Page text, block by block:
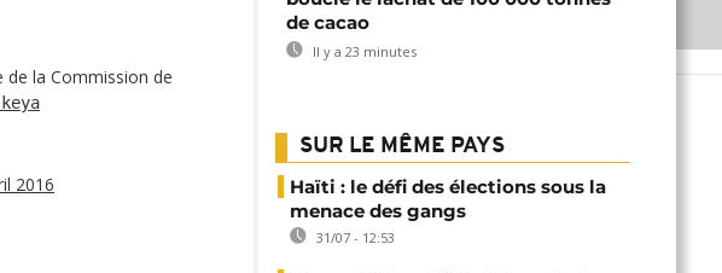
de la Commission de
2016
de cacao
Il y a 23 minutes
SUR LE MÊME PAYS
Haïti : le défi des élections sous la
menace des gangs
31/07 - 12:53